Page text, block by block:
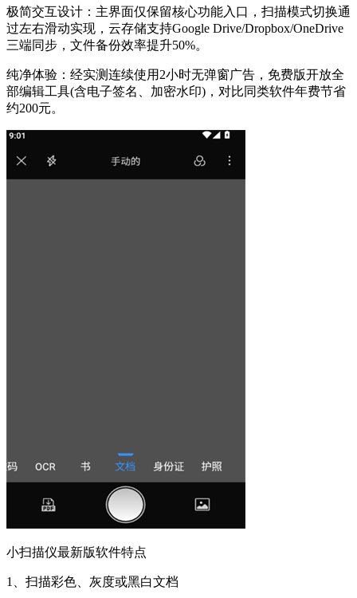
极简交互设计：主界面仅保留核心功能入口，扫描模式切换通
过左右滑动实现，云存储支持Google Drive/Dropbox/OneDrive
三端同步，文件备份效率提升50%。
纯净体验：经实测连续使用2小时无弹窗广告，免费版开放全
部编辑工具(含电子签名、加密水印)，对比同类软件年费节省
约200元。
小扫描仪最新版软件特点
1、扫描彩色、灰度或黑白文档